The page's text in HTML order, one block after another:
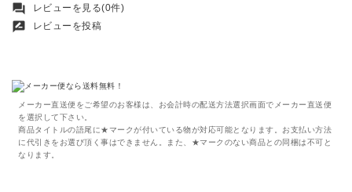
forum レビューを見る(0件)
rate_review レビューを投稿
メーカー直送便をご希望のお客様は、お会計時の配送方法選択画面でメーカー直送便
を選択して下さい。
商品タイトルの語尾に★マークが付いている物が対応可能となります。お支払い方法
に代引きをお選び頂く事はできません。また、★マークのない商品との同梱は不可と
なります。